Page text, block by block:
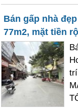
Bán gấp nhà
77m2, mặt tiền